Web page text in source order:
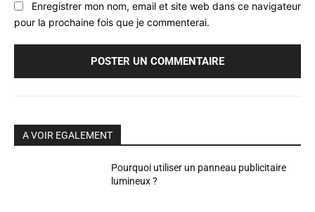
Enregistrer mon nom, email et site web dans ce navigateur
pour la prochaine fois que je commenterai.
A VOIR EGALEMENT
Pourquoi utiliser un panneau publicitaire
lumineux ?